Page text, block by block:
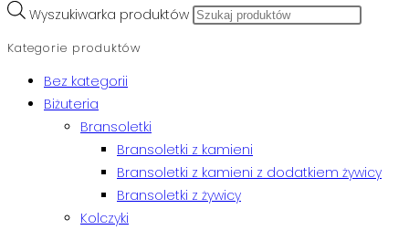
Wyszukiwarka produktów
Kategorie produktów
Bez kategorii
Biżuteria
Bransoletki
Bransoletki z kamieni
Bransoletki z kamieni z dodatkiem żywicy
Bransoletki z żywicy
Kolczyki